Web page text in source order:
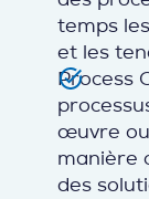
temps
et les
Process
œuvre ou
manière
des